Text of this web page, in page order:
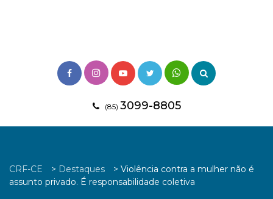
(85) 3099-8805
CRF-CE > Destaques > Violência contra a mulher não é
assunto privado. É responsabilidade coletiva